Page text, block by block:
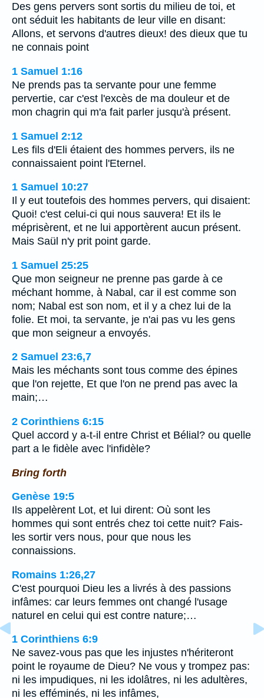
Des gens pervers sont sortis du milieu de toi, et
ont séduit les habitants de leur ville en disant:
Allons, et servons d'autres dieux! des dieux que tu
ne connais point
1 Samuel 1:16
Ne prends pas ta servante pour une femme
pervertie, car c'est l'excès de ma douleur et de
mon chagrin qui m'a fait parler jusqu'à présent.
1 Samuel 2:12
Les fils d'Eli étaient des hommes pervers, ils ne
connaissaient point l'Eternel.
1 Samuel 10:27
Il y eut toutefois des hommes pervers, qui disaient:
Quoi! c'est celui-ci qui nous sauvera! Et ils le
méprisèrent, et ne lui apportèrent aucun présent.
Mais Saül n'y prit point garde.
1 Samuel 25:25
Que mon seigneur ne prenne pas garde à ce
méchant homme, à Nabal, car il est comme son
nom; Nabal est son nom, et il y a chez lui de la
folie. Et moi, ta servante, je n'ai pas vu les gens
que mon seigneur a envoyés.
2 Samuel 23:6,7
Mais les méchants sont tous comme des épines
que l'on rejette, Et que l'on ne prend pas avec la
main;…
2 Corinthiens 6:15
Quel accord y a-t-il entre Christ et Bélial? ou quelle
part a le fidèle avec l'infidèle?
Bring forth
Genèse 19:5
Ils appelèrent Lot, et lui dirent: Où sont les
hommes qui sont entrés chez toi cette nuit? Fais-
les sortir vers nous, pour que nous les
connaissions.
Romains 1:26,27
C'est pourquoi Dieu les a livrés à des passions
infâmes: car leurs femmes ont changé l'usage
naturel en celui qui est contre nature;…
1 Corinthiens 6:9
Ne savez-vous pas que les injustes n'hériteront
point le royaume de Dieu? Ne vous y trompez pas:
ni les impudiques, ni les idolâtres, ni les adultères,
ni les efféminés, ni les infâmes,